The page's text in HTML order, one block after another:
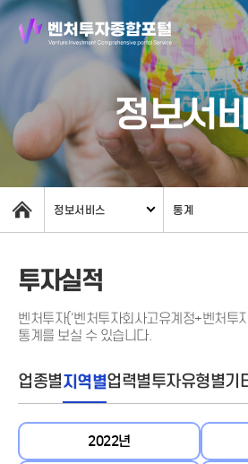
정보서
정보서비스 통계
투자실적
벤처투자('벤처투자회사고유계정+벤처투
통계를 보실 수 있습니다.
업종별지역별업력별투자유형별기
2022년